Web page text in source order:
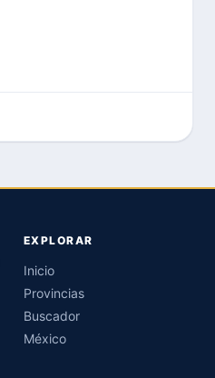
EXPLORAR
Inicio
Provincias
Buscador
México